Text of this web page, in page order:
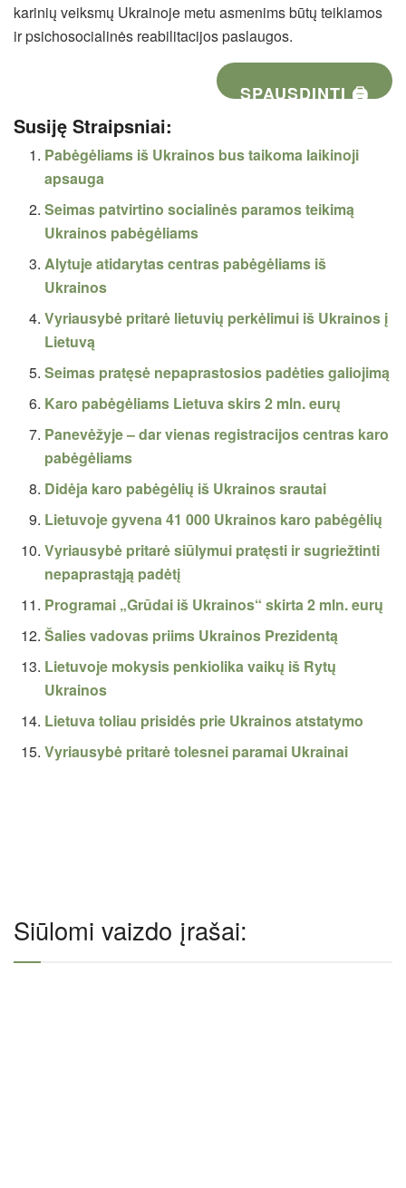
karinių veiksmų Ukrainoje metu asmenims būtų teikiamos
ir psichosocialinės reabilitacijos paslaugos.
SPAUSDINTI 🖨
Susiję Straipsniai:
Pabėgėliams iš Ukrainos bus taikoma laikinoji
apsauga
Seimas patvirtino socialinės paramos teikimą
Ukrainos pabėgėliams
Alytuje atidarytas centras pabėgėliams iš
Ukrainos
Vyriausybė pritarė lietuvių perkėlimui iš Ukrainos į
Lietuvą
Seimas pratęsė nepaprastosios padėties galiojimą
Karo pabėgėliams Lietuva skirs 2 mln. eurų
Panevėžyje – dar vienas registracijos centras karo
pabėgėliams
Didėja karo pabėgėlių iš Ukrainos srautai
Lietuvoje gyvena 41 000 Ukrainos karo pabėgėlių
Vyriausybė pritarė siūlymui pratęsti ir sugriežtinti
nepaprastąją padėtį
Programai „Grūdai iš Ukrainos“ skirta 2 mln. eurų
Šalies vadovas priims Ukrainos Prezidentą
Lietuvoje mokysis penkiolika vaikų iš Rytų
Ukrainos
Lietuva toliau prisidės prie Ukrainos atstatymo
Vyriausybė pritarė tolesnei paramai Ukrainai
Siūlomi vaizdo įrašai: